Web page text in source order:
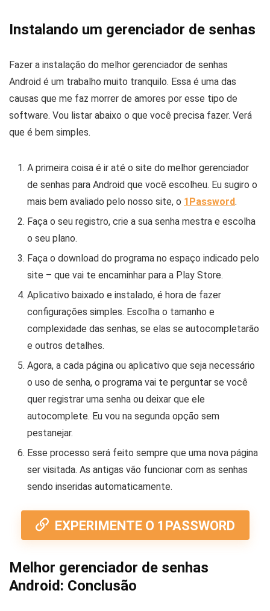
Instalando um gerenciador de senhas
Fazer a instalação do melhor gerenciador de senhas
Android é um trabalho muito tranquilo. Essa é uma das
causas que me faz morrer de amores por esse tipo de
software. Vou listar abaixo o que você precisa fazer. Verá
que é bem simples.
A primeira coisa é ir até o site do melhor gerenciador
de senhas para Android que você escolheu. Eu sugiro o
mais bem avaliado pelo nosso site, o 1Password.
Faça o seu registro, crie a sua senha mestra e escolha
o seu plano.
Faça o download do programa no espaço indicado pelo
site – que vai te encaminhar para a Play Store.
Aplicativo baixado e instalado, é hora de fazer
configurações simples. Escolha o tamanho e
complexidade das senhas, se elas se autocompletarão
e outros detalhes.
Agora, a cada página ou aplicativo que seja necessário
o uso de senha, o programa vai te perguntar se você
quer registrar uma senha ou deixar que ele
autocomplete. Eu vou na segunda opção sem
pestanejar.
Esse processo será feito sempre que uma nova página
ser visitada. As antigas vão funcionar com as senhas
sendo inseridas automaticamente.
EXPERIMENTE O 1PASSWORD
Melhor gerenciador de senhas
Android: Conclusão